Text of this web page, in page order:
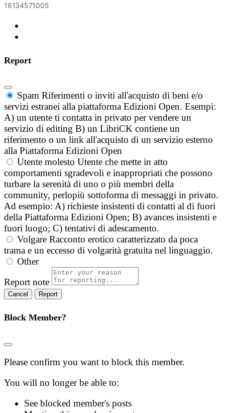
16134571005
Report
Spam Riferimenti o inviti all'acquisto di beni e/o
servizi estranei alla piattaforma Edizioni Open. Esempi:
A) un utente ti contatta in privato per vendere un
servizio di editing B) un LibriCK contiene un
riferimento o un link all'acquisto di un servizio esterno
alla Piattaforma Edizioni Open
Utente molesto Utente che mette in atto
comportamenti sgradevoli e inappropriati che possono
turbare la serenità di uno o più membri della
community, perlopiù sottoforma di messaggi in privato.
Ad esempio: A) richieste insistenti di contatti al di fuori
della Piattaforma Edizioni Open; B) avances insistenti e
fuori luogo; C) tentativi di adescamento.
Volgare Racconto erotico caratterizzato da poca
trama e un eccesso di volgarità gratuita nel linguaggio.
Other
Report note
Report
Block Member?
Please confirm you want to block this member.
You will no longer be able to:
See blocked member's posts